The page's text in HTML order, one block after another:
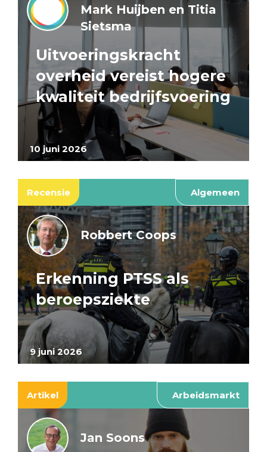
10 juni 2026
Mark Huijben en Titia
Sietsma
Uitvoeringskracht
overheid vereist hogere
kwaliteit bedrijfsvoering
Recensie Algemeen
9 juni 2026
Robbert Coops
Erkenning PTSS als
beroepsziekte
Artikel Arbeidsmarkt
Jan Soons